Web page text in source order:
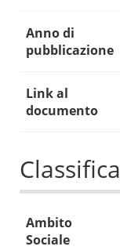
Anno di
pubblicazione
Link al
documento
Ambito
Sociale